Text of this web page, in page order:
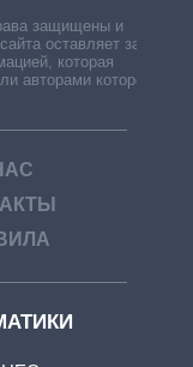
защищены и
оставляет за
которая
авторами которой